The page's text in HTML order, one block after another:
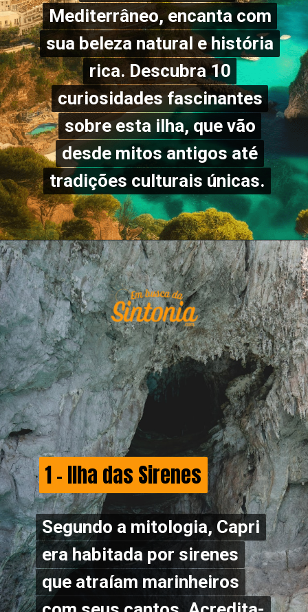
Mediterrâneo, encanta com
sua beleza natural e história
rica. Descubra 10
curiosidades fascinantes
sobre esta ilha, que vão
desde mitos antigos até
tradições culturais únicas.
Mediterrâneo, encanta com
sua beleza natural e história
rica. Descubra 10
curiosidades fascinantes
sobre esta ilha, que vão
desde mitos antigos até
tradições culturais únicas.
1 - Ilha das Sirenes
1 - Ilha das Sirenes
Segundo a mitologia, Capri
era habitada por sirenes
que atraíam marinheiros
Segundo a mitologia, Capri
era habitada por sirenes
que atraíam marinheiros